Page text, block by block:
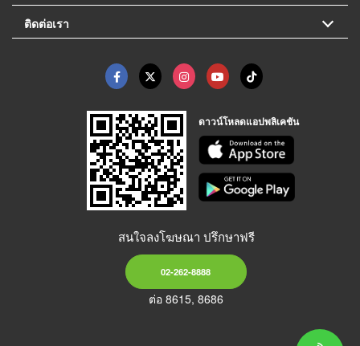
ติดต่อเรา
ดาวน์โหลดแอปพลิเคชัน
สนใจลงโฆษณา ปรึกษาฟรี
02-262-8888
ต่อ 8615, 8686